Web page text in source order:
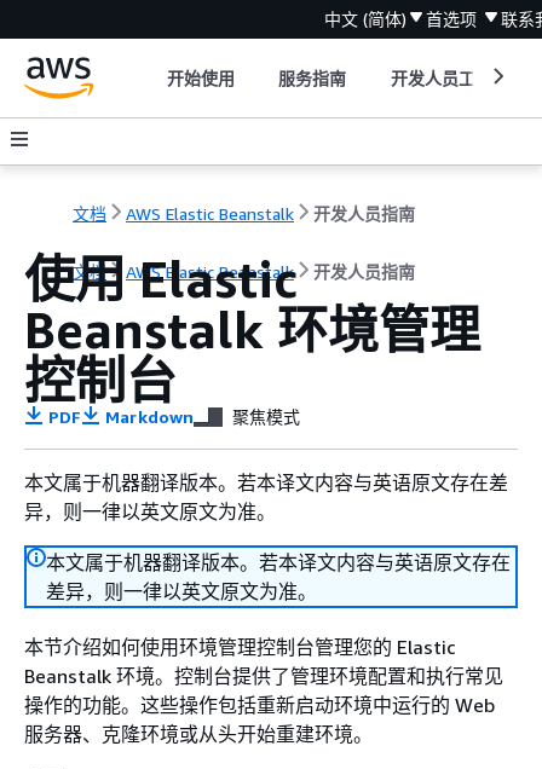
中文 (简体) 首选项 联系
开始使用 服务指南 开发人员工具
文档 AWS Elastic Beanstalk 开发人员指南
文档 AWS Elastic Beanstalk 开发人员指南
使用 Elastic
Beanstalk 环境管理
控制台
PDF Markdown 聚焦模式
本文属于机器翻译版本。若本译文内容与英语原文存在差
异，则一律以英文原文为准。
本文属于机器翻译版本。若本译文内容与英语原文存在
差异，则一律以英文原文为准。
本节介绍如何使用环境管理控制台管理您的 Elastic
Beanstalk 环境。控制台提供了管理环境配置和执行常见
操作的功能。这些操作包括重新启动环境中运行的 Web
服务器、克隆环境或从头开始重建环境。